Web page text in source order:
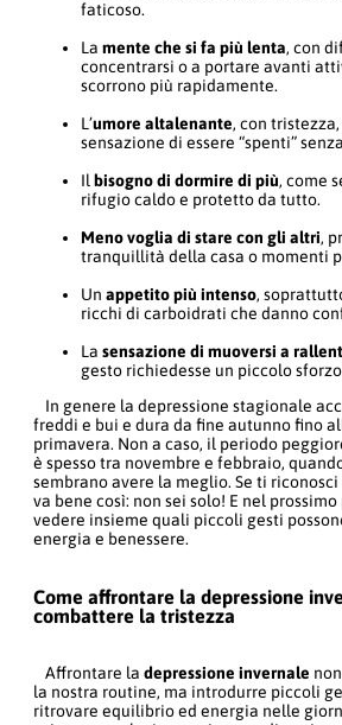
faticoso.
La mente che si fa più lenta, con
concentrarsi o a portare avanti
scorrono più rapidamente.
L’umore altalenante, con
sensazione di essere “spenti”
Ilbisogno di dormire di più, come
rifugio caldo e protetto da tutto.
Meno voglia di stare con gli altri,
tranquillità della casa o momenti
Un appetito più intenso,
ricchi di carboidrati che danno
La sensazione di muoversi a
gesto richiedesse un piccolo
In genere la depressione stagionale
freddi e bui e dura da fine autunno fino
primavera. Non a caso, il periodo
è spesso tra novembre e febbraio,
sembrano avere la meglio. Se ti
va bene così: non sei solo! E nel
vedere insieme quali piccoli gesti
energia e benessere.
Come affrontare la depressione
combattere la tristezza
Affrontare la depressione invernale
la nostra routine, ma introdurre piccoli
ritrovare equilibrio ed energia nelle